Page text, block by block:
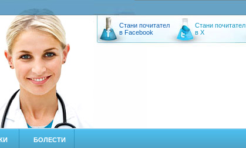
Стани почитател
в Facebook
Стани почитател
в X
БОЛЕСТИ